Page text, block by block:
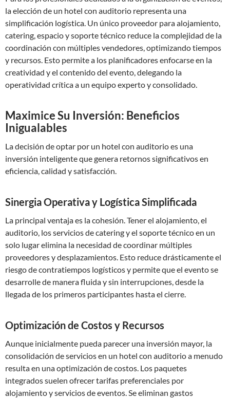
la elección de un hotel con auditorio representa una
simplificación logística. Un único proveedor para alojamiento,
catering, espacio y soporte técnico reduce la complejidad de la
coordinación con múltiples vendedores, optimizando tiempos
y recursos. Esto permite a los planificadores enfocarse en la
creatividad y el contenido del evento, delegando la
operatividad crítica a un equipo experto y consolidado.
Maximice Su Inversión: Beneficios
Inigualables
La decisión de optar por un hotel con auditorio es una
inversión inteligente que genera retornos significativos en
eficiencia, calidad y satisfacción.
Sinergia Operativa y Logística Simplificada
La principal ventaja es la cohesión. Tener el alojamiento, el
auditorio, los servicios de catering y el soporte técnico en un
solo lugar elimina la necesidad de coordinar múltiples
proveedores y desplazamientos. Esto reduce drásticamente el
riesgo de contratiempos logísticos y permite que el evento se
desarrolle de manera fluida y sin interrupciones, desde la
llegada de los primeros participantes hasta el cierre.
Optimización de Costos y Recursos
Aunque inicialmente pueda parecer una inversión mayor, la
consolidación de servicios en un hotel con auditorio a menudo
resulta en una optimización de costos. Los paquetes
integrados suelen ofrecer tarifas preferenciales por
alojamiento y servicios de eventos. Se eliminan gastos